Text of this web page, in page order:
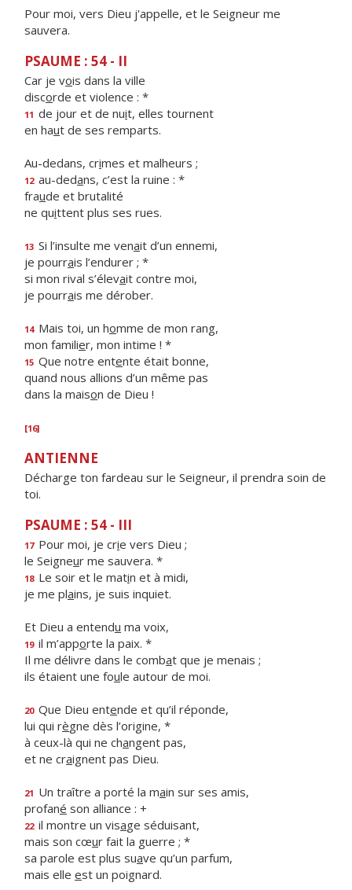
Pour moi, vers Dieu j'appelle, et le Seigneur me
sauvera.
PSAUME : 54 - II
Car je vois dans la ville
discorde et violence : *
11 de jour et de nuit, elles tournent
en haut de ses remparts.
Au-dedans, crimes et malheurs ;
12 au-dedans, c’est la ruine : *
fraude et brutalité
ne quittent plus ses rues.
13 Si l’insulte me venait d’un ennemi,
je pourrais l’endurer ; *
si mon rival s’élevait contre moi,
je pourrais me dérober.
14 Mais toi, un homme de mon rang,
mon familier, mon intime ! *
15 Que notre entente était bonne,
quand nous allions d’un même pas
dans la maison de Dieu !
[16]
ANTIENNE
Décharge ton fardeau sur le Seigneur, il prendra soin de
toi.
PSAUME : 54 - III
17 Pour moi, je crie vers Dieu ;
le Seigneur me sauvera. *
18 Le soir et le matin et à midi,
je me plains, je suis inquiet.
Et Dieu a entendu ma voix,
19 il m’apporte la paix. *
Il me délivre dans le combat que je menais ;
ils étaient une foule autour de moi.
20 Que Dieu entende et qu’il réponde,
lui qui règne dès l’origine, *
à ceux-là qui ne changent pas,
et ne craignent pas Dieu.
21 Un traître a porté la main sur ses amis,
profané son alliance : +
22 il montre un visage séduisant,
mais son cœur fait la guerre ; *
sa parole est plus suave qu’un parfum,
mais elle est un poignard.